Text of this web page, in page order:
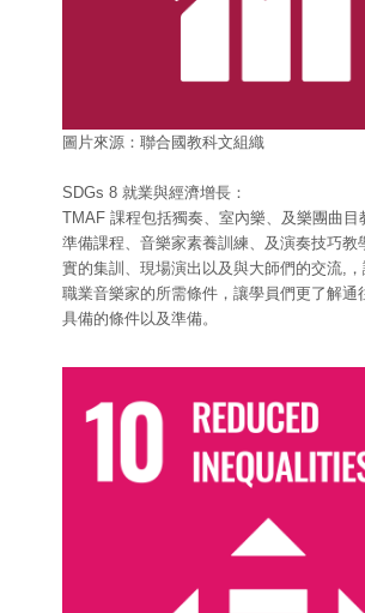
圖片來源：聯合國教科文組織
SDGs 8 就業與經濟增長：
TMAF 課程包括獨奏、室內樂、及樂團曲目
準備課程、音樂家素養訓練、及演奏技巧教
實的集訓、現場演出以及與大師們的交流,
職業音樂家的所需條件，讓學員們更了解通
具備的條件以及準備。